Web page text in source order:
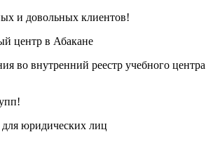
и довольных клиентов!
центр в Абакане
во внутренний реестр учебного центра
юридических лиц